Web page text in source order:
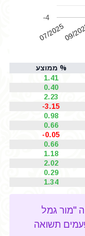
07/202509/
-4
% ממוצע
1.41
0.40
2.23
-3.15
0.98
0.66
-0.05
0.66
1.18
2.02
0.29
1.34
"מור גמל
תשואה